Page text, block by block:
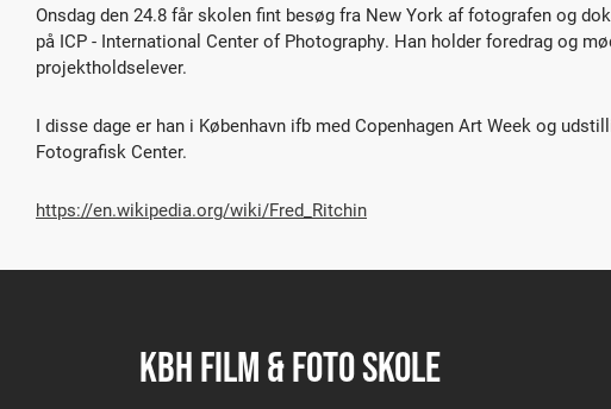
Onsdag den 24.8 får skolen fint besøg fra New York af fotografen og
på ICP - International Center of Photography. Han holder foredrag og
projektholdselever.
I disse dage er han i København ifb med Copenhagen Art Week og
Fotografisk Center.
https://en.wikipedia.org/wiki/Fred_Ritchin
KBH FILM & FOTO SKOLE